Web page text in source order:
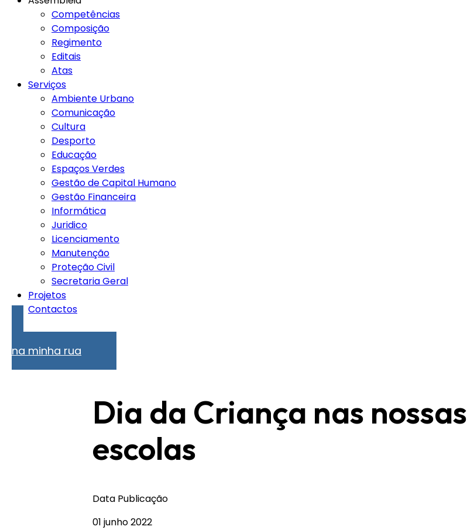
Competências
Composição
Regimento
Editais
Atas
Serviços
Ambiente Urbano
Comunicação
Cultura
Desporto
Educação
Espaços Verdes
Gestão de Capital Humano
Gestão Financeira
Informática
Juridico
Licenciamento
Manutenção
Proteção Civil
Secretaria Geral
Projetos
Contactos
na minha rua
Dia da Criança nas nossas
escolas
Data Publicação
01 junho 2022